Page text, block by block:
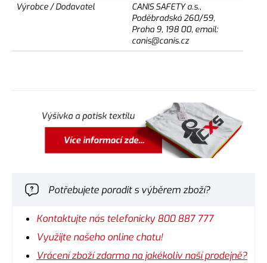
Výrobce / Dodavatel
CANIS SAFETY a.s.,
Poděbradská 260/59,
Praha 9, 198 00, email:
canis@canis.cz
Potřebujete poradit s výběrem zboží?
Kontaktujte nás telefonicky 800 887 777
Využijte našeho online chatu!
Vrácení zboží zdarma na jakékoliv naší prodejně?